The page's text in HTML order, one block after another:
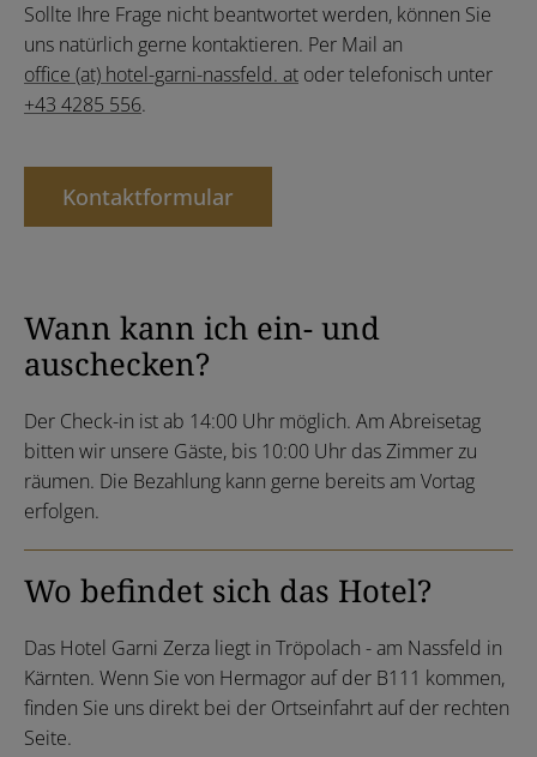
Sollte Ihre Frage nicht beantwortet werden, können Sie
uns natürlich gerne kontaktieren. Per Mail an
office (at) hotel-garni-nassfeld. at oder telefonisch unter
+43 4285 556.
Kontaktformular
Wann kann ich ein- und
auschecken?
Der Check-in ist ab 14:00 Uhr möglich. Am Abreisetag
bitten wir unsere Gäste, bis 10:00 Uhr das Zimmer zu
räumen. Die Bezahlung kann gerne bereits am Vortag
erfolgen.
Wo befindet sich das Hotel?
Das Hotel Garni Zerza liegt in Tröpolach - am Nassfeld in
Kärnten. Wenn Sie von Hermagor auf der B111 kommen,
finden Sie uns direkt bei der Ortseinfahrt auf der rechten
Seite.